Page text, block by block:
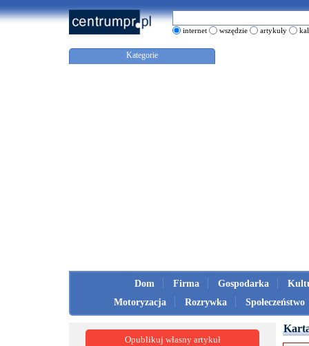
internet wszędzie artykuły
Kategorie
Dom Firma Gospodarka
Motoryzacja
Rozrywka Społeczeństwo
Opublikuj własny artykuł